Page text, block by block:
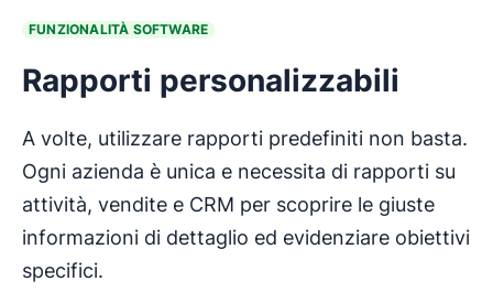
FUNZIONALITÀ SOFTWARE
Rapporti personalizzabili
A volte, utilizzare rapporti predefiniti non basta.
Ogni azienda è unica e necessita di rapporti su
attività, vendite e CRM per scoprire le giuste
informazioni di dettaglio ed evidenziare obiettivi
specifici.